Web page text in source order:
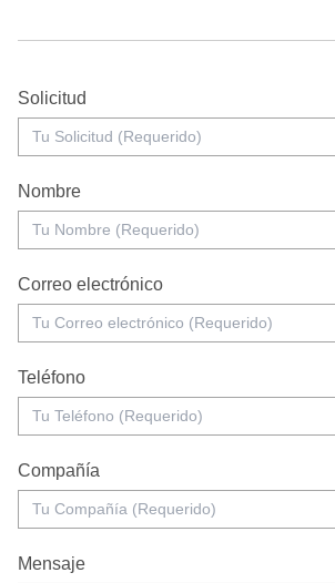
Solicitud
Nombre
Correo electrónico
Teléfono
Compañía
Mensaje